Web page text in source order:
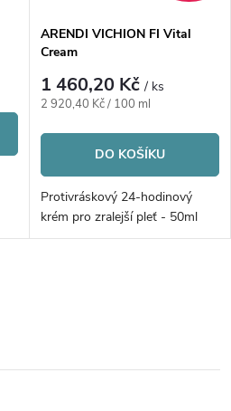
ARENDI VICHION FI Vital
Cream
1 460,20 Kč/ ks
Měrná
2 920,40 Kč / 100 ml
DO KOŠÍKU
Protivráskový 24-hodinový
krém pro zralejší pleť - 50ml